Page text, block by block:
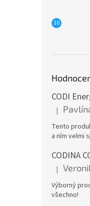
Hodnocení
|
Tento
a ním velmi
Hodnocení
|
Výborný
všechno!